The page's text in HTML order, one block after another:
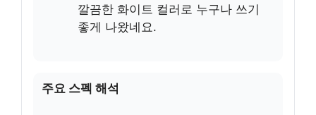
깔끔한 화이트 컬러로 누구나 쓰기
좋게 나왔네요.
주요 스펙 해석